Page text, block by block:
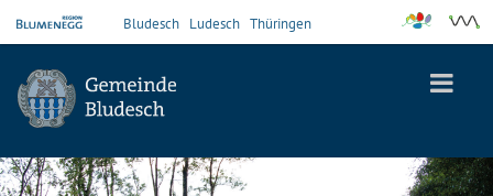
Bludesch Ludesch Thüringen